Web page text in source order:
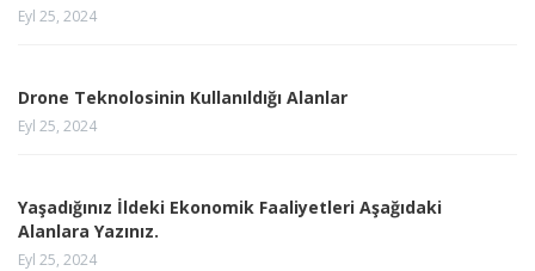
Eyl 25, 2024
Drone Teknolosinin Kullanıldığı Alanlar
Eyl 25, 2024
Yaşadığınız İldeki Ekonomik Faaliyetleri Aşağıdaki
Alanlara Yazınız.
Eyl 25, 2024